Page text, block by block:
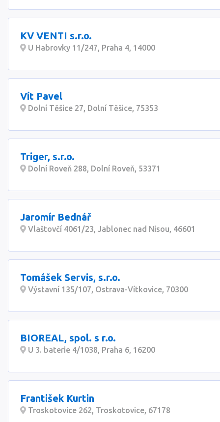
KV VENTI s.r.o.
U Habrovky 11/247, Praha 4, 14000
Vít Pavel
Dolní Těšice 27, Dolní Těšice, 75353
Triger, s.r.o.
Dolní Roveň 288, Dolní Roveň, 53371
Jaromír Bednář
Vlaštovčí 4061/23, Jablonec nad Nisou, 46601
Tomášek Servis, s.r.o.
Výstavní 135/107, Ostrava-Vítkovice, 70300
BIOREAL, spol. s r.o.
U 3. baterie 4/1038, Praha 6, 16200
František Kurtin
Troskotovice 262, Troskotovice, 67178